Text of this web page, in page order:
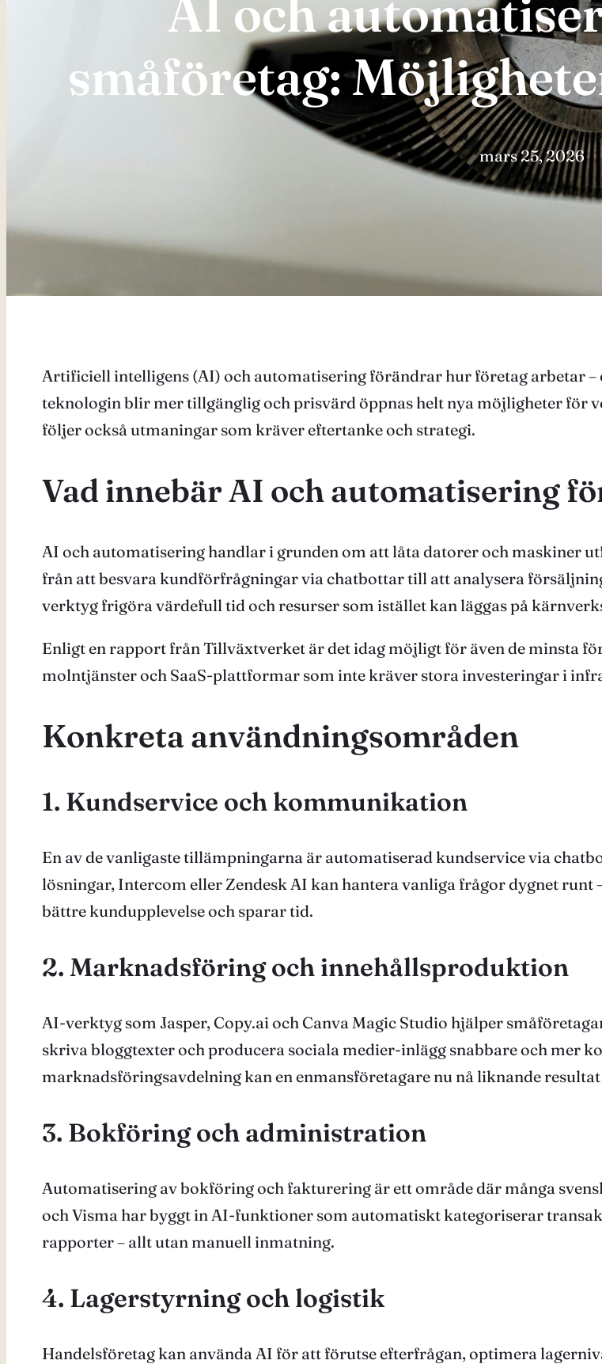
AI och
småföretag:
mars 25, 2026
Artificiell intelligens (AI) och automatisering förändrar hur företag arbetar –
teknologin blir mer tillgänglig och prisvärd öppnas helt nya möjligheter för
följer också utmaningar som kräver eftertanke och strategi.
Vad innebär AI och automatisering
AI och automatisering handlar i grunden om att låta datorer och maskiner
från att besvara kundförfrågningar via chatbottar till att analysera
verktyg frigöra värdefull tid och resurser som istället kan läggas på
Enligt en rapport från Tillväxtverket är det idag möjligt för även de minsta
molntjänster och SaaS-plattformar som inte kräver stora investeringar i
Konkreta användningsområden
1. Kundservice och kommunikation
En av de vanligaste tillämpningarna är automatiserad kundservice via
lösningar, Intercom eller Zendesk AI kan hantera vanliga frågor dygnet runt
bättre kundupplevelse och sparar tid.
2. Marknadsföring och innehållsproduktion
AI-verktyg som Jasper, Copy.ai och Canva Magic Studio hjälper
skriva bloggtexter och producera sociala medier-inlägg snabbare och mer
marknadsföringsavdelning kan en enmansföretagare nu nå liknande
3. Bokföring och administration
Automatisering av bokföring och fakturering är ett område där många
och Visma har byggt in AI-funktioner som automatiskt kategoriserar
rapporter – allt utan manuell inmatning.
4. Lagerstyrning och logistik
Handelsföretag kan använda AI för att förutse efterfrågan, optimera